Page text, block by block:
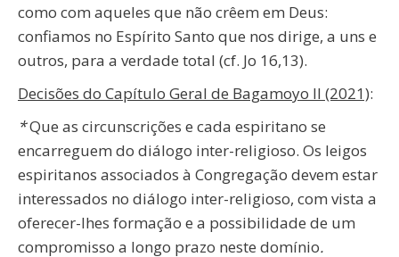
como com aqueles que não crêem em Deus:
confiamos no Espírito Santo que nos dirige, a uns e
outros, para a verdade total (cf. Jo 16,13).
Decisões do Capítulo Geral de Bagamoyo II (2021):
*Que as circunscrições e cada espiritano se
encarreguem do diálogo inter-religioso. Os leigos
espiritanos associados à Congregação devem estar
interessados no diálogo inter-religioso, com vista a
oferecer-lhes formação e a possibilidade de um
compromisso a longo prazo neste domínio.